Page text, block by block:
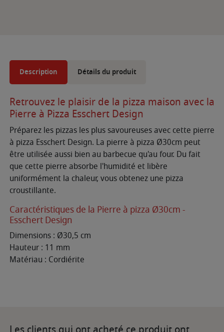
Description Détails du produit
Retrouvez le plaisir de la pizza maison avec la
Pierre à Pizza Esschert Design
Préparez les pizzas les plus savoureuses avec cette pierre
à pizza Esschert Design. La pierre à pizza Ø30cm peut
être utilisée aussi bien au barbecue qu'au four. Du fait
que cette pierre absorbe l'humidité et libère
uniformément la chaleur, vous obtenez une pizza
croustillante.
Caractéristiques de la Pierre à pizza Ø30cm -
Esschert Design
Dimensions : Ø30,5 cm
Hauteur : 11 mm
Matériau : Cordiérite